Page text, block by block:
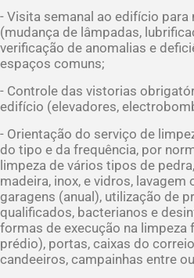
- Visita semanal ao edifício
(mudança de lâmpadas,
verificação de anomalias e
espaços comuns;
- Controle das vistorias
edifício (elevadores,
- Orientação do serviço de
do tipo e da frequência, por
limpeza de vários tipos de
madeira, inox, e vidros,
garagens (anual), utilização de
qualificados, bacterianos e
formas de execução na limpeza
prédio), portas, caixas do
candeeiros, campainhas entre